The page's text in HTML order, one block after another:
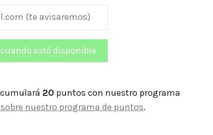
20 puntos con nuestro programa
nuestro programa de puntos.